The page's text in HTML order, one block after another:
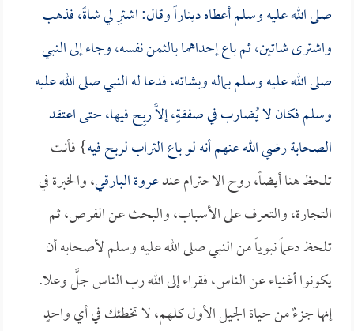
صلى الله عليه وسلم أعطاه ديناراً وقال: اشترِ لي شاةً، فذهب
واشترى شاتين، ثم باع إحداهما بالثمن نفسه، وجاء إلى النبي
صلى الله عليه وسلم بماله وبشاته، فدعا له النبي صلى الله عليه
وسلم فكان لا يُضارب في صفقةٍ، إلاَّ ربِح فيها، حتى اعتقد
الصحابة رضي الله عنهم أنه لو باع التراب لربح فيه} فأنت
تلحظ هنا أيضاً، روح الاحترام عندعروة البارقي، والخبرة في
التجارة، والتعرف على الأسباب، والبحث عن الفرص، ثم
تلحظ دعماً نبوياً من النبي صلى الله عليه وسلم لأصحابه أن
يكونوا أغنياء عن الناس، فقراء إلى الله رب الناس جلَّ وعلا.
إنها جزءٌ من حياة الجيل الأول كلهم، لا تخطئك في أي واحدٍ